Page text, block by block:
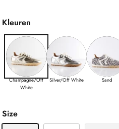
Kleuren
Champagne/Off
White
Silver/Off White Sand
Size